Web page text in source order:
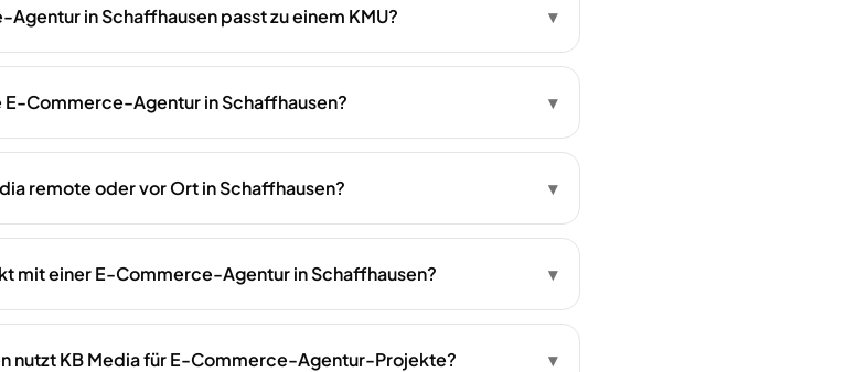
in Schaffhausen passt zu einem KMU? ▾
E-Commerce-Agentur in Schaffhausen? ▾
remote oder vor Ort in Schaffhausen? ▾
mit einer E-Commerce-Agentur in Schaffhausen? ▾
nutzt KB Media für E-Commerce-Agentur-Projekte? ▾